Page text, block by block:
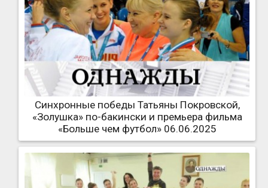
Синхронные победы Татьяны Покровской,
«Золушка» по-бакински и премьера фильма
«Больше чем футбол» 06.06.2025